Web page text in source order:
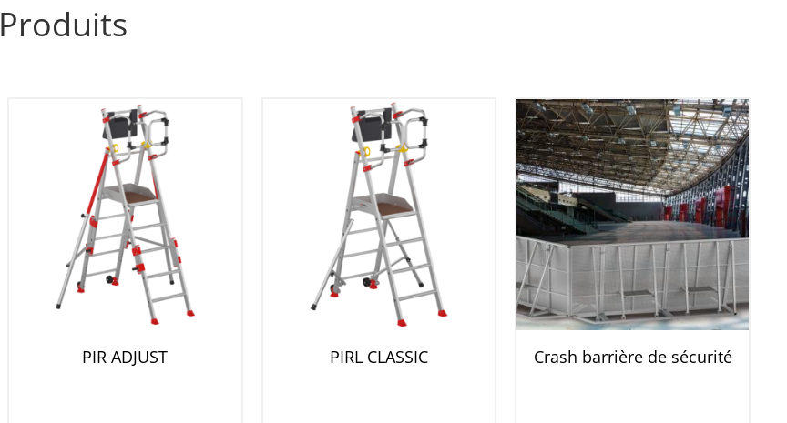
Produits
PIR ADJUST PIRL CLASSIC Crash barrière de sécurité